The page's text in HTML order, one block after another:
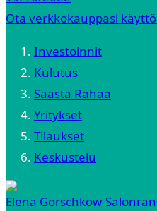
Ota verkkokauppasi
Investoinnit
Kulutus
Säästä Rahaa
Yritykset
Tilaukset
Keskustelu
Elena Gorschkow-